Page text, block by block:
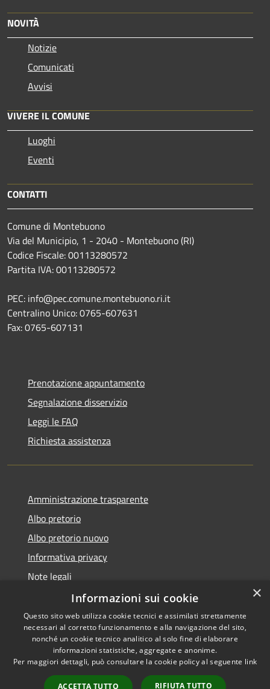
NOVITÀ
Notizie
Comunicati
Avvisi
VIVERE IL COMUNE
Luoghi
Eventi
CONTATTI
Comune di Montebuono
Via del Municipio, 1 - 2040 - Montebuono (RI)
Codice Fiscale: 00113280572
Partita IVA: 00113280572
PEC: info@pec.comune.montebuono.ri.it
Centralino Unico: 0765-607631
Fax: 0765-607131
Prenotazione appuntamento
Segnalazione disservizio
Leggi le FAQ
Richiesta assistenza
Amministrazione trasparente
Albo pretorio
Albo pretorio nuovo
Informativa privacy
Note legali
Dichiarazione di accessibilità
RSS
Accessibilità
Copyright © 2026 • Comune di
Montebuono • Powered by
Municipium• Accesso
×
Informazioni sui cookie
Questo sito web utilizza cookie tecnici e assimilati strettamente
necessari al corretto funzionamento e alla navigazione del sito,
nonché un cookie tecnico analitico al solo fine di elaborare
informazioni statistiche, aggregate e anonime.
Per maggiori dettagli, può consultare la cookie policy al seguente link
ACCETTA TUTTO RIFIUTA TUTTO